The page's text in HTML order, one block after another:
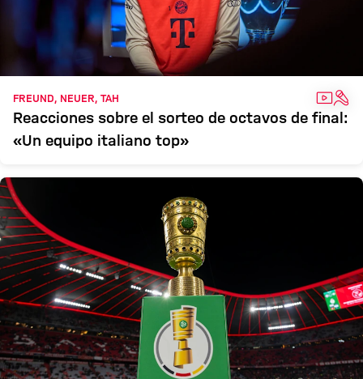
FREUND, NEUER, TAH VÍDEO
Reacciones sobre el sorteo de octavos de final:
«Un equipo italiano top»